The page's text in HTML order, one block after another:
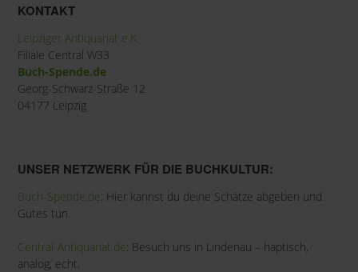
KONTAKT
Leipziger Antiquariat e.K.
Filiale Central W33
Buch-Spende.de
Georg-Schwarz-Straße 12
04177 Leipzig
UNSER NETZWERK FÜR DIE BUCHKULTUR:
Buch-Spende.de: Hier kannst du deine Schätze abgeben und
Gutes tun.
Central-Antiquariat.de: Besuch uns in Lindenau – haptisch,
analog, echt.